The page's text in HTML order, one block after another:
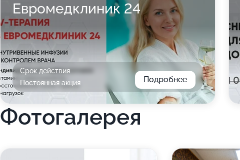
Евромедклиник 24
Срок действия
Постоянная акция
Подробнее
Фотогалерея